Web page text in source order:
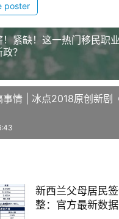
poster
！紧缺！这一热门移民职
？
情 | 冰点2018原创新剧
新西兰父母居民
整：官方最新数